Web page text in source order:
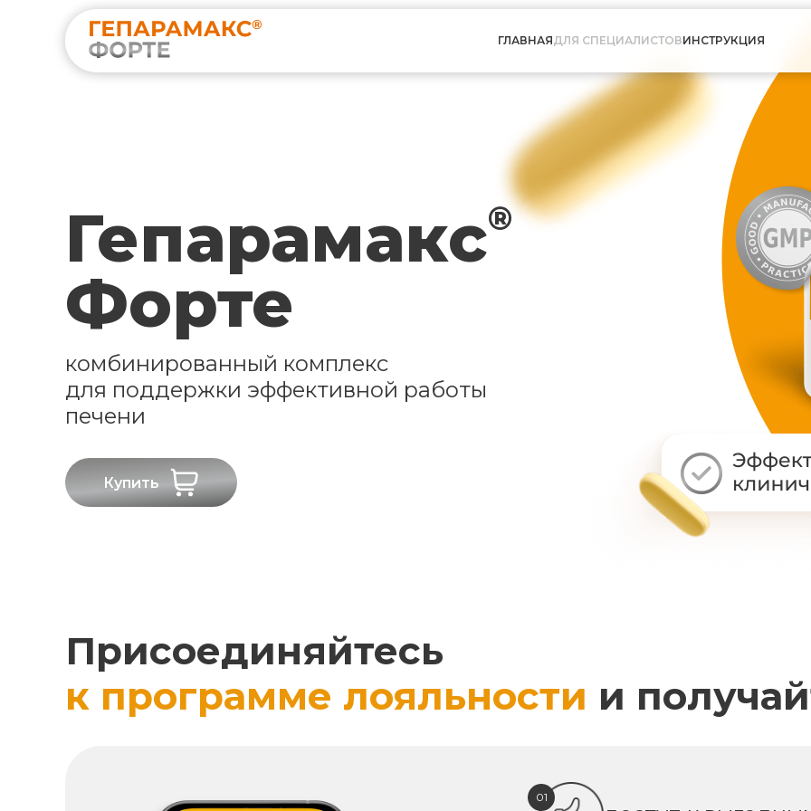
ГЛАВНАЯДЛЯ СПЕЦИАЛИСТОВИНСТРУКЦИЯ
Гепарамакс®
Форте
комбинированный комплекс
для поддержки эффективной работы
печени
Купить
Присоединяйтесь
к программе лояльности и
01